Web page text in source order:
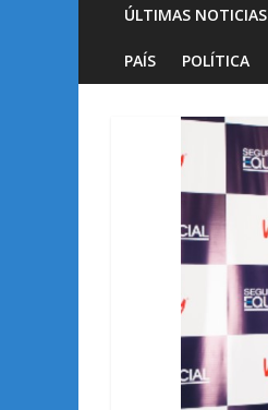
ÚLTIMAS NOTICIAS
PAÍS POLÍTICA